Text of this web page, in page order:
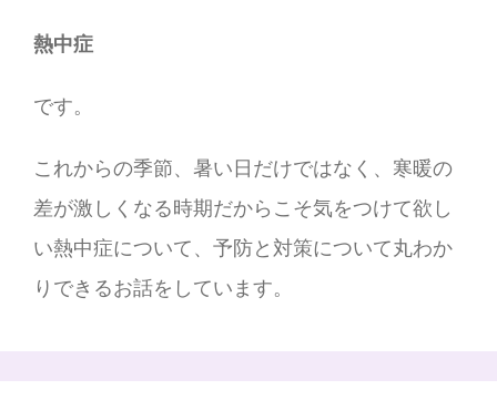
熱中症
です。
これからの季節、暑い日だけではなく、寒暖の
差が激しくなる時期だからこそ気をつけて欲し
い熱中症について、予防と対策について丸わか
りできるお話をしています。